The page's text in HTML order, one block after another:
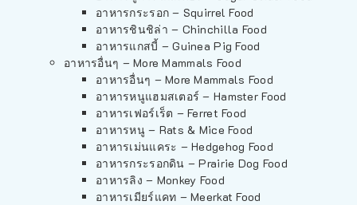
อาหารกระรอก – Squirrel Food
อาหารชินชิล่า – Chinchilla Food
อาหารแกสบี้ – Guinea Pig Food
อาหารอื่นๆ – More Mammals Food
อาหารอื่นๆ – More Mammals Food
อาหารหนูแฮมสเตอร์ – Hamster Food
อาหารเฟอร์เร็ต – Ferret Food
อาหารหนู – Rats & Mice Food
อาหารเม่นแคระ – Hedgehog Food
อาหารกระรอกดิน – Prairie Dog Food
อาหารลิง – Monkey Food
อาหารเมียร์แคท – Meerkat Food